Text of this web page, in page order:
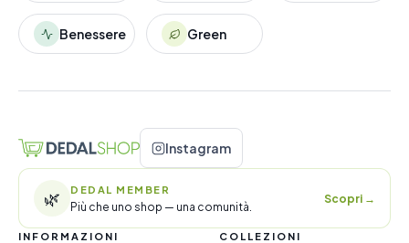
Benessere Green
Instagram
🌿 DEDAL MEMBER
Più che uno shop — una comunità.
Scopri →
INFORMAZIONI COLLEZIONI